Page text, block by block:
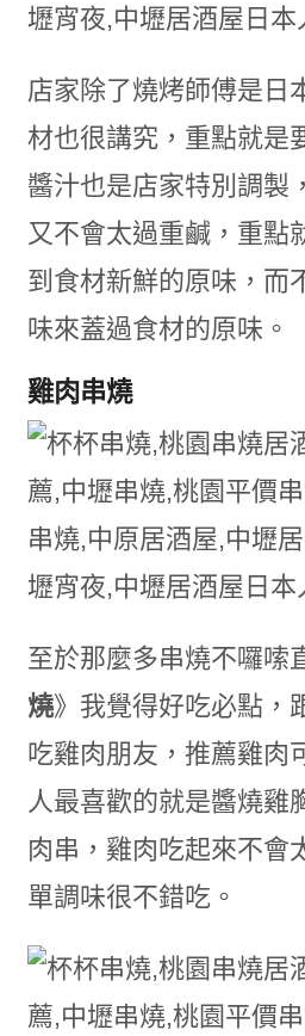
店家除了燒烤師傅是日
材也很講究，重點就是
醬汁也是店家特別調製
又不會太過重鹹，重點
到食材新鮮的原味，而
味來蓋過食材的原味。
雞肉串燒
至於那麼多串燒不囉嗦
燒》我覺得好吃必點，
吃雞肉朋友，推薦雞肉
人最喜歡的就是醬燒雞
肉串，雞肉吃起來不會
單調味很不錯吃。